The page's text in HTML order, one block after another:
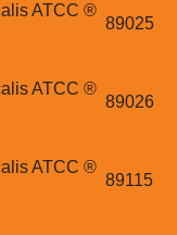
ATCC ®
89025
ATCC ®
89026
ATCC ®
89115